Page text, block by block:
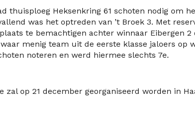
thuisploeg Heksenkring 61 schoten nodig om
was het optreden van ’t Broek 3. Met
plaats te bemachtigen achter winnaar Eibergen
menig team uit de eerste klasse jaloers op
noteren en werd hiermee slechts 7e.
zal op 21 december georganiseerd worden in